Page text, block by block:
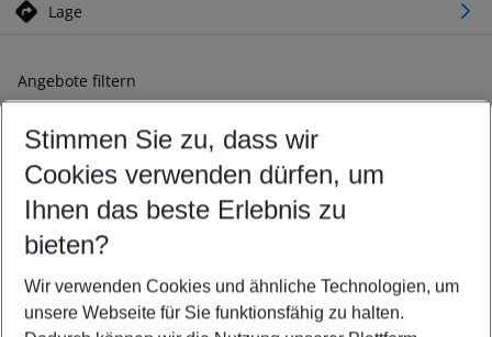
Lage
Angebote filtern
Ändern Sie Ihre Kriterien nach Ihren Wünschen
Abflughafen wählen
Beliebiger Abflughafen
Reisezeitraum wählen
09.08.26– 07.08.27 5-8 Nächte
2 Erwachsene Keine Kinder
Stimmen Sie zu, dass wir
Cookies verwenden dürfen, um
Ihnen das beste Erlebnis zu
bieten?
Wir verwenden Cookies und ähnliche Technologien, um
unsere Webseite für Sie funktionsfähig zu halten.